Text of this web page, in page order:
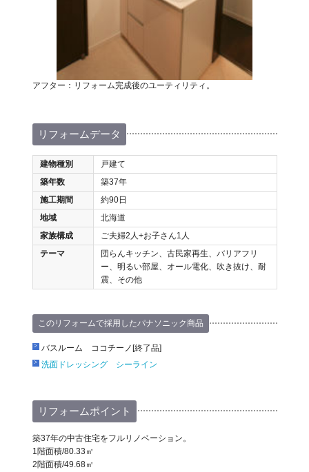
アフター：リフォーム完成後のユーティリティ。
リフォームデータ
建物種別
戸建て
築年数
築37年
施工期間
約90日
地域
北海道
家族構成
ご夫婦2人+お子さん1人
テーマ
団らんキッチン、古民家再生、バリアフリ
ー、明るい部屋、オール電化、吹き抜け、耐
震、その他
このリフォームで採用したパナソニック商品
バスルーム ココチーノ[終了品]
洗面ドレッシング シーライン
リフォームポイント
築37年の中古住宅をフルリノベーション。
1階面積/80.33㎡
2階面積/49.68㎡